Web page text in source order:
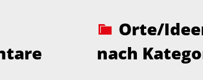
Orte/
nach